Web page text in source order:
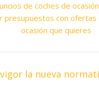
de coches de
presupuestos con ofertas
ocasión que quieres
la nueva